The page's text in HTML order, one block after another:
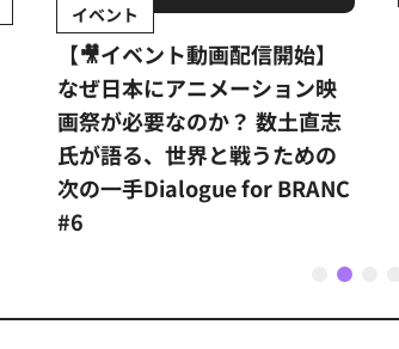
イベント
【🎥イベント動画配信開始】
なぜ日本にアニメーション映
画祭が必要なのか？ 数土直志
氏が語る、世界と戦うための
次の一手Dialogue for BRANC
#6
1 2